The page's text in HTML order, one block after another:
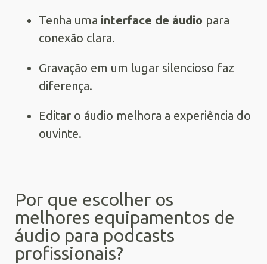
Tenha uma interface de áudio para
conexão clara.
Gravação em um lugar silencioso faz
diferença.
Editar o áudio melhora a experiência do
ouvinte.
Por que escolher os
melhores equipamentos de
áudio para podcasts
profissionais?